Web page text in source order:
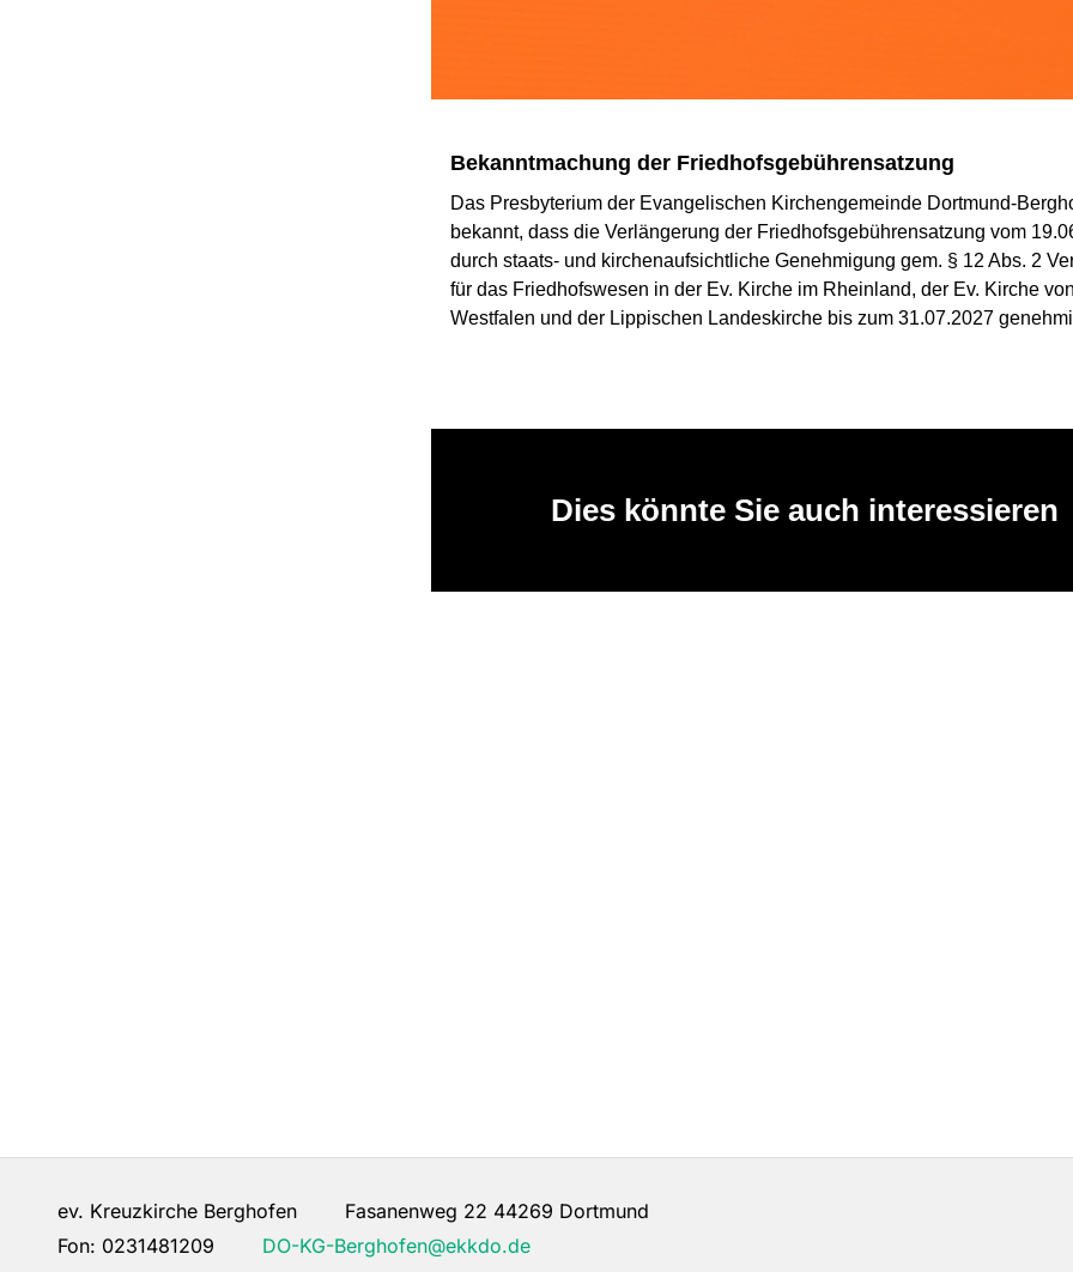
Bekanntmachung der Friedhofsgebührensatzung
Das Presbyterium der Evangelischen Kirchengemeinde Dortmund-
bekannt, dass die Verlängerung der Friedhofsgebührensatzung vom
durch staats- und kirchenaufsichtliche Genehmigung gem. § 12 Abs. 2
für das Friedhofswesen in der Ev. Kirche im Rheinland, der Ev. Kirche
Westfalen und der Lippischen Landeskirche bis zum 31.07.2027
Dies könnte Sie auch interessieren
ev. Kreuzkirche Berghofen Fasanenweg 22 44269 Dortmund
Fon: 0231481209 DO-KG-Berghofen@ekkdo.de